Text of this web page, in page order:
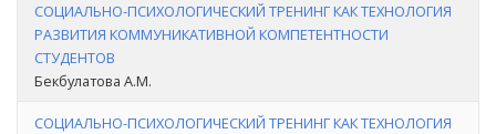
СОЦИАЛЬНО-ПСИХОЛОГИЧЕСКИЙ ТРЕНИНГ КАК ТЕХНОЛОГИЯ
РАЗВИТИЯ КОММУНИКАТИВНОЙ КОМПЕТЕНТНОСТИ
СТУДЕНТОВ
Бекбулатова А.М.
СОЦИАЛЬНО-ПСИХОЛОГИЧЕСКИЙ ТРЕНИНГ КАК ТЕХНОЛОГИЯ